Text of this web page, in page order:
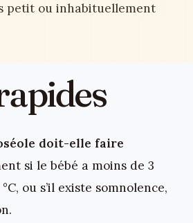
petit ou inhabituellement
doit-elle faire
si le bébé a moins de 3
ou s’il existe somnolence,